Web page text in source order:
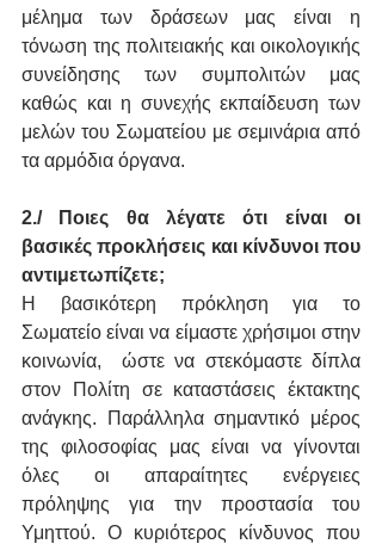
μέλημα των δράσεων μας είναι η
τόνωση της πολιτειακής και οικολογικής
συνείδησης των συμπολιτών μας
καθώς και η συνεχής εκπαίδευση των
μελών του Σωματείου με σεμινάρια από
τα αρμόδια όργανα.
2./ Ποιες θα λέγατε ότι είναι οι
βασικές προκλήσεις και κίνδυνοι που
αντιμετωπίζετε;
Η βασικότερη πρόκληση για το
Σωματείο είναι να είμαστε χρήσιμοι στην
κοινωνία,  ώστε να στεκόμαστε δίπλα
στον Πολίτη σε καταστάσεις έκτακτης
ανάγκης. Παράλληλα σημαντικό μέρος
της φιλοσοφίας μας είναι να γίνονται
όλες οι απαραίτητες ενέργειες
πρόληψης για την προστασία του
Υμηττού. Ο κυριότερος κίνδυνος που